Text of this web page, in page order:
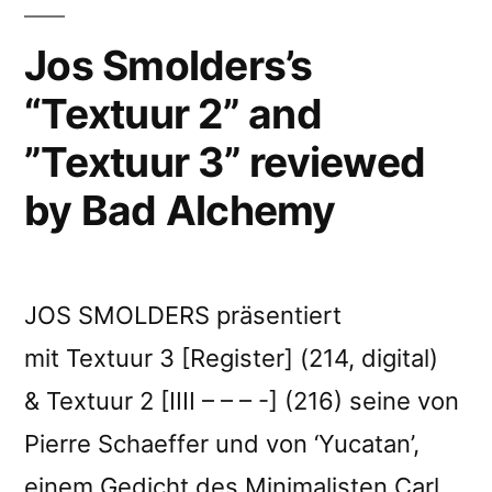
Jos Smolders’s
“Textuur 2” and
”Textuur 3” reviewed
by Bad Alchemy
JOS SMOLDERS präsentiert
mit Textuur 3 [Register] (214, digital)
& Textuur 2 [IIII – – – -] (216) seine von
Pierre Schaeffer und von ‘Yucatan’,
einem Gedicht des Minimalisten Carl